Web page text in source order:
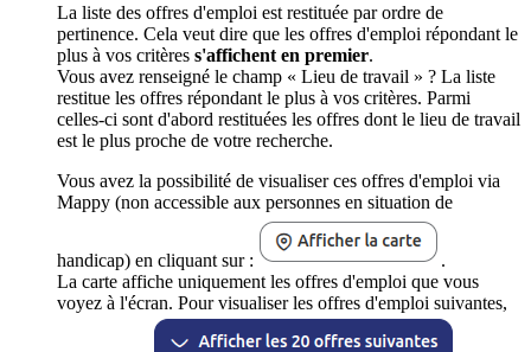
La liste des offres d'emploi est restituée par ordre de
pertinence. Cela veut dire que les offres d'emploi répondant le
plus à vos critères s'affichent en premier.
Vous avez renseigné le champ « Lieu de travail » ? La liste
restitue les offres répondant le plus à vos critères. Parmi
celles-ci sont d'abord restituées les offres dont le lieu de travail
est le plus proche de votre recherche.
Vous avez la possibilité de visualiser ces offres d'emploi via
Mappy (non accessible aux personnes en situation de
handicap) en cliquant sur :
.
La carte affiche uniquement les offres d'emploi que vous
voyez à l'écran. Pour visualiser les offres d'emploi suivantes,